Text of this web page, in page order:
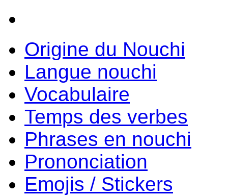
Origine du Nouchi
Langue nouchi
Vocabulaire
Temps des verbes
Phrases en nouchi
Prononciation
Emojis / Stickers